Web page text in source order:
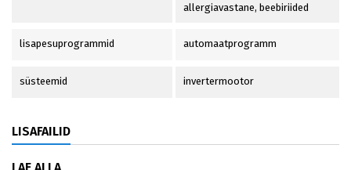
allergiavastane, beebiriided
lisapesuprogrammid automaatprogramm
süsteemid invertermootor
LISAFAILID